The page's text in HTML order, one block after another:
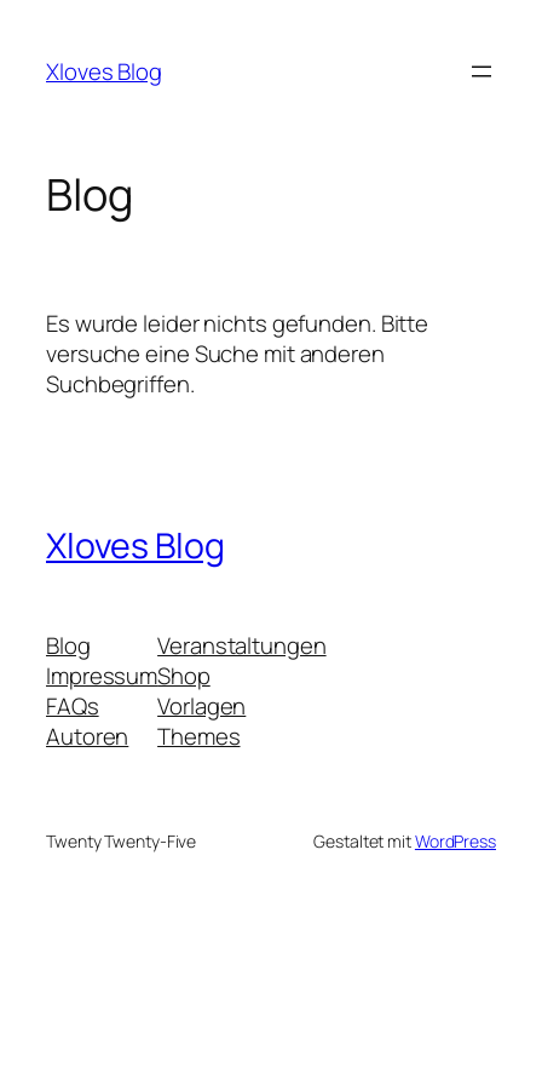
springen
Xloves Blog
Blog
Es wurde leider nichts gefunden. Bitte
versuche eine Suche mit anderen
Suchbegriffen.
Xloves Blog
Blog
Impressum
FAQs
Autoren
Veranstaltungen
Shop
Vorlagen
Themes
Twenty Twenty-Five Gestaltet mitWordPress